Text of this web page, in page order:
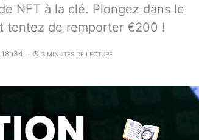
NFT à la clé. Plongez dans le
tentez de remporter €200 !
3 MINUTES DE LECTURE